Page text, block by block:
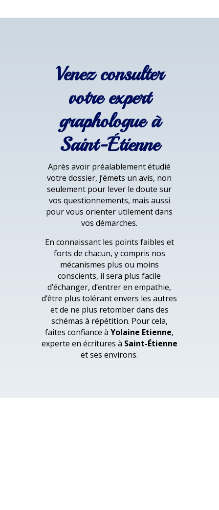
Venez consulter
votre expert
graphologue à
Saint-Étienne
Après avoir préalablement étudié
votre dossier, j’émets un avis, non
seulement pour lever le doute sur
vos questionnements, mais aussi
pour vous orienter utilement dans
vos démarches.
En connaissant les points faibles et
forts de chacun, y compris nos
mécanismes plus ou moins
conscients, il sera plus facile
d’échanger, d’entrer en empathie,
d’être plus tolérant envers les autres
et de ne plus retomber dans des
schémas à répétition. Pour cela,
faites confiance àYolaine Etienne,
experte en écritures à Saint-Étienne
et ses environs.